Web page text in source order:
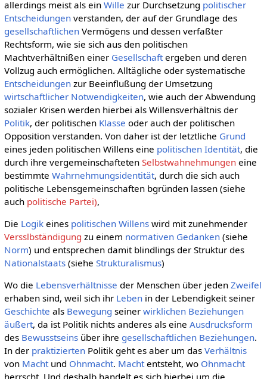
allerdings meist als ein Wille zur Durchsetzung politischer
Entscheidungenverstanden, der auf der Grundlage des
gesellschaftlichenVermögens und dessen verfaßter
Rechtsform, wie sie sich aus den politischen
Machtverhältnißen einer Gesellschaftergeben und deren
Vollzug auch ermöglichen. Alltägliche oder systematische
Entscheidungenzur Beeinflußung der Umsetzung
wirtschaftlicher Notwendigkeiten, wie auch der Abwendung
sozialer Krisen werden hierbei als Willensverhältnis der
Politik, der politischen Klasse oder auch der politischen
Opposition verstanden. Von daher ist der letztliche Grund
eines jeden politischen Willens eine politischen Identität, die
durch ihre vergemeinschafteten Selbstwahnehmungeneine
bestimmte Wahrnehmungsidentität, durch die sich auch
politische Lebensgemeinschaften bgründen lassen (siehe
auch politische Partei),
Die Logikeines politischen Willenswird mit zunehmender
Versslbständigung zu einem normativen Gedanken(siehe
Norm) und entsprechen damit blindlings der Struktur des
Nationalstaats(siehe Strukturalismus)
Wo die Lebensverhältnisse der Menschen über jeden Zweifel
erhaben sind, weil sich ihr Lebenin der Lebendigkeit seiner
Geschichte als Bewegung seiner wirklichen Beziehungen
äußert, da ist Politik nichts anderes als eine Ausdrucksform
des Bewusstseinsüber ihre gesellschaftlichen Beziehungen.
In der praktiziertenPolitik geht es aber um das Verhältnis
von Machtund Ohnmacht. Machtentsteht, wo Ohnmacht